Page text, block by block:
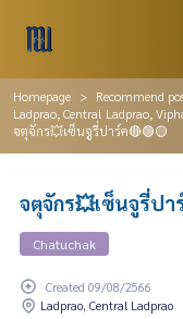
Homepage
Recommend
Ladprao, Central Ladprao,
จตุจักร💥เซ็นจูรี่ปาร์ค🔴🟢🟡
จตุจักร💥เซ็นจูรี่ปา
Chatuchak
Created 09/08/2566
Ladprao, Central Ladprao